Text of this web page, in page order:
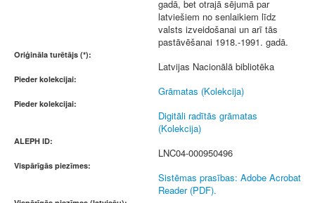
gadā, bet otrajā sējumā par
latviešiem no senlaikiem līdz
valsts izveidošanai un arī tās
pastāvēšanai 1918.-1991. gadā.
Oriģināla turētājs (*):
Latvijas Nacionālā bibliotēka
Pieder kolekcijai:
Grāmatas (Kolekcija)
Pieder kolekcijai:
Digitāli radītās grāmatas
(Kolekcija)
ALEPH ID:
LNC04-000950496
Vispārīgās piezīmes:
Sistēmas prasības: Adobe Acrobat
Reader (PDF).